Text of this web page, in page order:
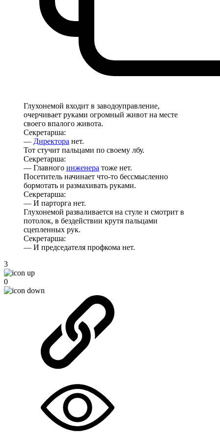
Глухонемой входит в заводоуправление,
очерчивает руками огромный живот на месте
своего впалого живота.
Секретарша:
— Директора нет.
Тот стучит пальцами по своему лбу.
Секретарша:
— Главного инженера тоже нет.
Посетитель начинает что-то бессмысленно
бормотать и размахивать руками.
Секретарша:
— И парторга нет.
Глухонемой разваливается на стуле и смотрит в
потолок, в бездействии крутя пальцами
сцепленных рук.
Секретарша:
— И председателя профкома нет.
3
0